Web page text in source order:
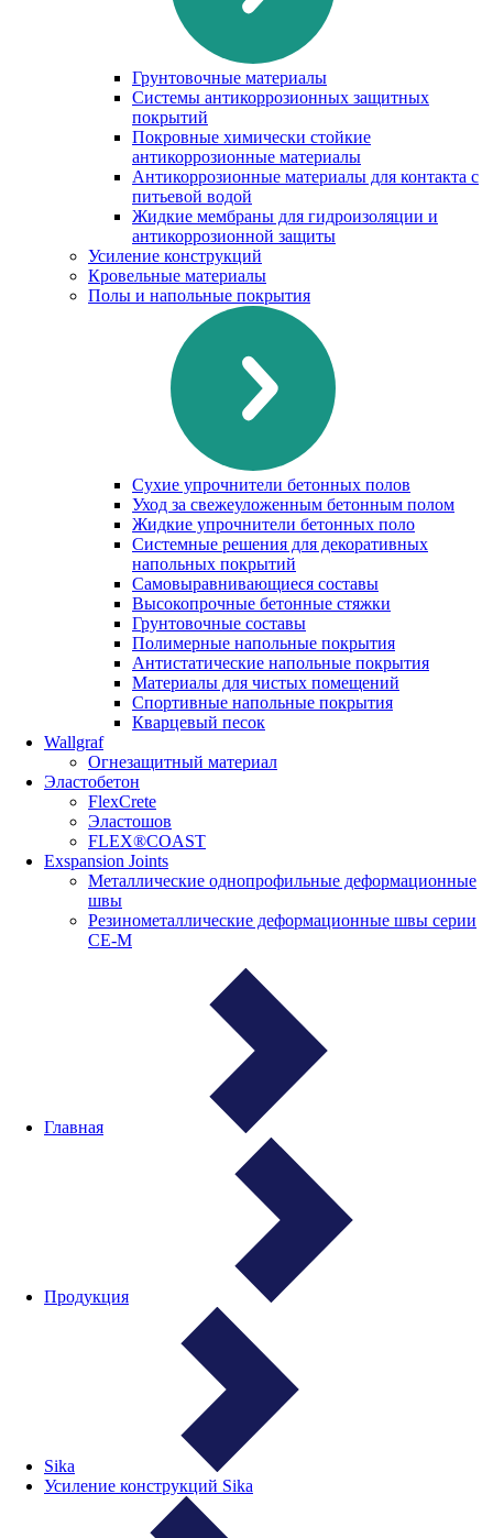
Грунтовочные материалы
Системы антикоррозионных защитных
покрытий
Покровные химически стойкие
антикоррозионные материалы
Антикоррозионные материалы для контакта с
питьевой водой
Жидкие мембраны для гидроизоляции и
антикоррозионной защиты
Усиление конструкций
Кровельные материалы
Полы и напольные покрытия
Сухие упрочнители бетонных полов
Уход за свежеуложенным бетонным полом
Жидкие упрочнители бетонных поло
Системные решения для декоративных
напольных покрытий
Самовыравнивающиеся составы
Высокопрочные бетонные стяжки
Грунтовочные составы
Полимерные напольные покрытия
Антистатические напольные покрытия
Материалы для чистых помещений
Спортивные напольные покрытия
Кварцевый песок
Wallgraf
Огнезащитный материал
Эластобетон
FlexCrete
Эластошов
FLEX®COAST
Exspansion Joints
Металлические однопрофильные деформационные
швы
Резинометаллические деформационные швы серии
СЕ-М
Главная
Продукция
Sika
Усиление конструкций Sika